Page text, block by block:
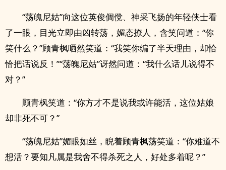
“荡魄尼姑”向这位英俊倜傥、神采飞扬的年轻侠士看
了一眼，目光立即由凶转荡，媚态撩人，含笑问道：“你
笑什么？”顾青枫哂然笑道：“我笑你编了半天理由，却恰
恰把话说反！”“荡魄尼姑”讶然问道：“我什么话儿说得不
对？”
顾青枫笑道：“你方才不是说我或许能活，这位姑娘
却非死不可？”
“荡魄尼姑”媚眼如丝，睨着顾青枫荡笑道：“你难道不
想活？要知凡属是我舍不得杀死之人，好处多着呢？”